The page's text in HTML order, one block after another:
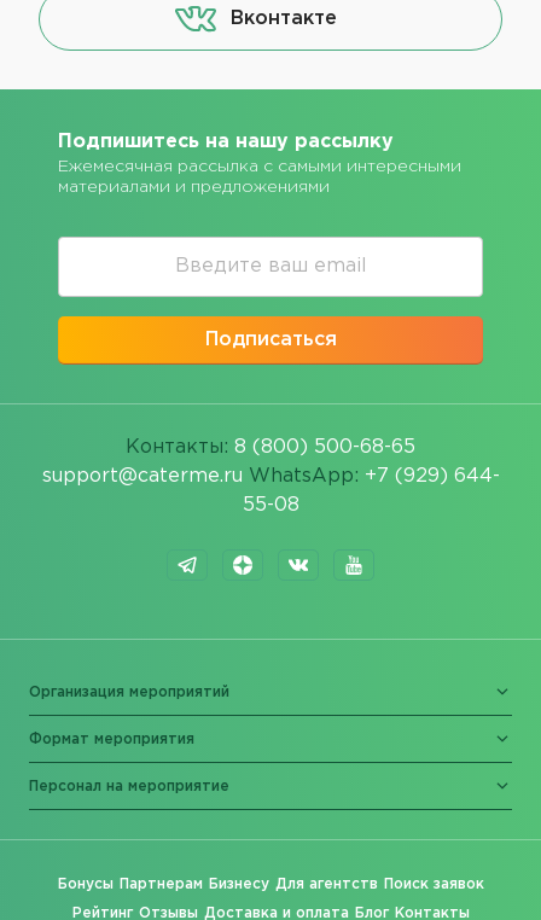
Вконтакте
Подпишитесь на нашу рассылку
Ежемесячная рассылка с самыми интересными
материалами и предложениями
Подписаться
Контакты: 8 (800) 500-68-65
support@caterme.ru WhatsApp: +7 (929) 644-
55-08
Организация мероприятий
Формат мероприятия
Персонал на мероприятие
Бонусы Партнерам Бизнесу Для агентств Поиск заявок
Рейтинг Отзывы Доставка и оплата Блог Контакты